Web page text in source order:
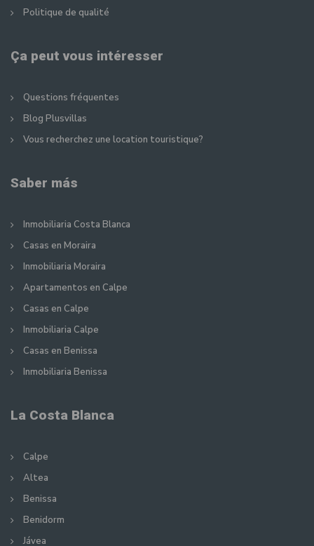
Politique de qualité
Ça peut vous intéresser
Questions fréquentes
Blog Plusvillas
Vous recherchez une location touristique?
Saber más
Inmobiliaria Costa Blanca
Casas en Moraira
Inmobiliaria Moraira
Apartamentos en Calpe
Casas en Calpe
Inmobiliaria Calpe
Casas en Benissa
Inmobiliaria Benissa
La Costa Blanca
Calpe
Altea
Benissa
Benidorm
Jávea